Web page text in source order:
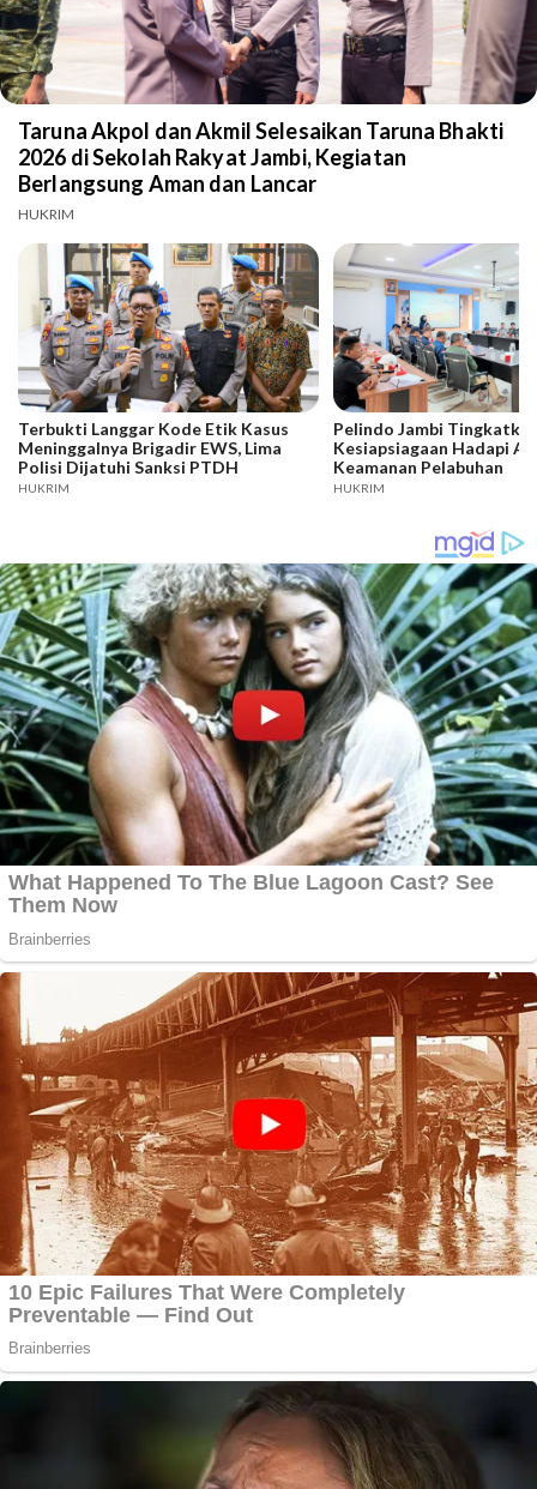
Taruna Akpol dan Akmil Selesaikan Taruna Bhakti
2026 di Sekolah Rakyat Jambi, Kegiatan
Berlangsung Aman dan Lancar
HUKRIM
Terbukti Langgar Kode Etik Kasus
Meninggalnya Brigadir EWS, Lima
Polisi Dijatuhi Sanksi PTDH
HUKRIM
Pelindo Jambi
Kesiapsiagaan Hadapi
Keamanan Pelabuhan
HUKRIM